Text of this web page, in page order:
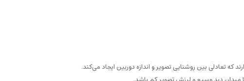
تعادلی بین روشنایی تصویر و اندازه دوربین ایجاد می‌کند.